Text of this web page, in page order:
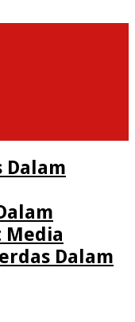
Media
Dalam